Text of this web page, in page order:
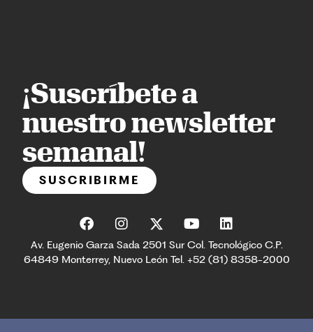
¡Suscríbete a
nuestro newsletter
semanal!
SUSCRIBIRME
Av. Eugenio Garza Sada 2501 Sur Col. Tecnológico C.P.
64849 Monterrey, Nuevo León Tel. +52 (81) 8358-2000